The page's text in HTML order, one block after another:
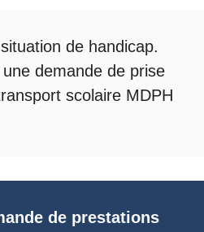
de handicap.
demande de prise
scolaire MDPH
de prestations